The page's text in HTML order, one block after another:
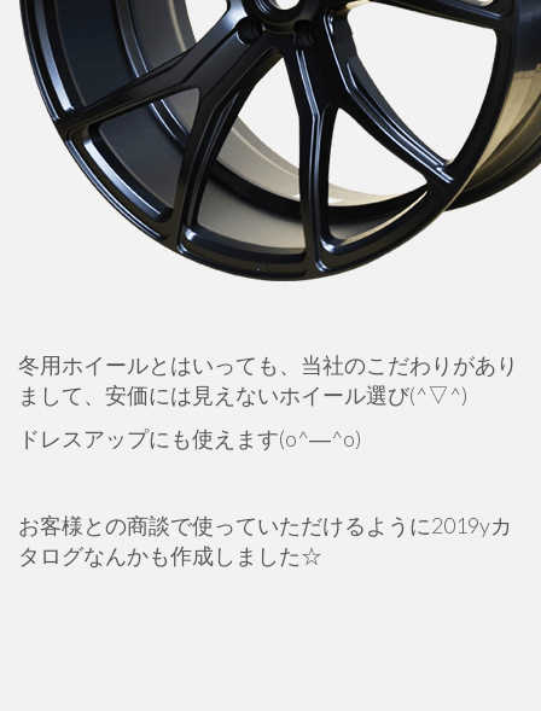
冬用ホイールとはいっても、当社のこだわりがあり
まして、安価には見えないホイール選び(^▽^)
ドレスアップにも使えます(o^―^o)
お客様との商談で使っていただけるように2019yカ
タログなんかも作成しました☆